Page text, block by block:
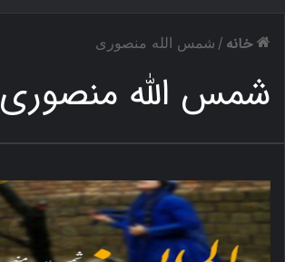
خانه / شمس الله منصوری
شمس الله منصوری